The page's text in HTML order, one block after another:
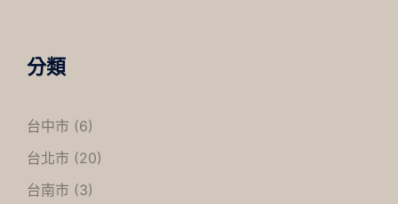
分類
台中市 (6)
台北市 (20)
台南市 (3)